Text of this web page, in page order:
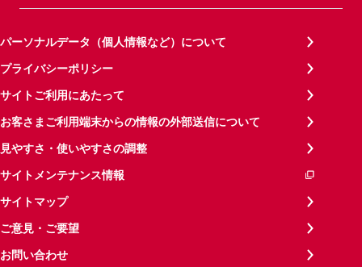
パーソナルデータ（個人情報など）について
プライバシーポリシー
サイトご利用にあたって
お客さまご利用端末からの情報の外部送信について
見やすさ・使いやすさの調整
サイトメンテナンス情報
サイトマップ
ご意見・ご要望
お問い合わせ